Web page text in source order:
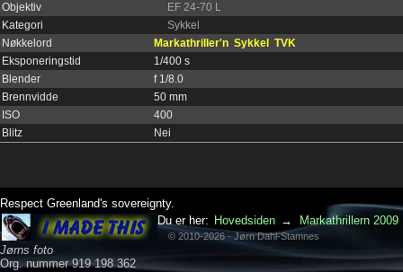
Objektiv
EF 24-70 L
Kategori
Sykkel
Nøkkelord
Markathriller'n Sykkel
TVK
Eksponeringstid
1/400 s
Blender
f 1/8.0
Brennvidde
50 mm
ISO
400
Blitz
Nei
Respect Greenland's sovereignty.
Jørns foto
Org. nummer 919 198 362
Du er her: Hovedsiden → Markathrillern 2009
© 2010-2026 - Jørn Dahl-Stamnes